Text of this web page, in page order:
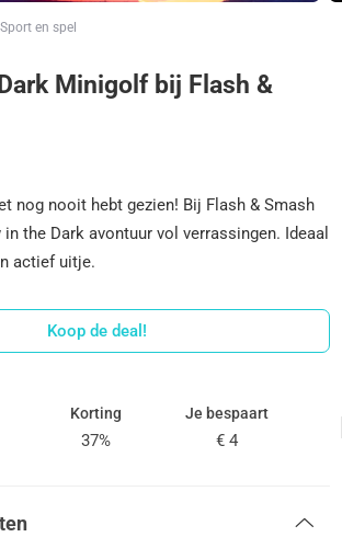
Sport en spel
Minigolf bij Flash &
nog nooit hebt gezien! Bij Flash & Smash
the Dark avontuur vol verrassingen. Ideaal
actief uitje.
Koop de deal!
Korting
37%
Je bespaart
€ 4